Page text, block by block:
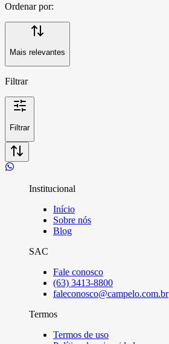
Ordenar por:
Mais relevantes
Filtrar
Filtrar
Institucional
Início
Sobre nós
Blog
SAC
Fale conosco
(63) 3413-8800
faleconosco@campelo.com.br
Termos
Termos de uso